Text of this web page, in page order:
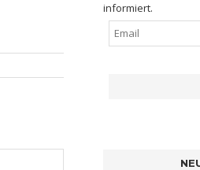
informiert.